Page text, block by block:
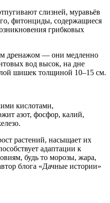
слизней, муравьёв
фитонциды, содержащиеся
грибковых
дренажом — они медленно
вод высок, на дне
шишек толщиной 10–15 см.
кислотами,
азот, фосфор, калий,
растений, насыщает их
адаптации к
будь то морозы, жара,
блога «Дачные истории»